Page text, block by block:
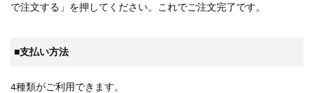
で注文する」を押してください。これでご注文完了です。
■支払い方法
4種類がご利用できます。